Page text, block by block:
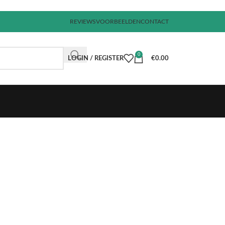
REVIEWSVOORBEELDENCONTACT
LOGIN / REGISTER
0
€0.00